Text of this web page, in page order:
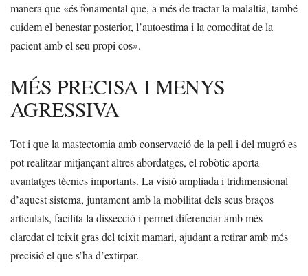
manera que «és fonamental que, a més de tractar la malaltia, també
cuidem el benestar posterior, l’autoestima i la comoditat de la
pacient amb el seu propi cos».
MÉS PRECISA I MENYS
AGRESSIVA
Tot i que la mastectomia amb conservació de la pell i del mugró es
pot realitzar mitjançant altres abordatges, el robòtic aporta
avantatges tècnics importants. La visió ampliada i tridimensional
d’aquest sistema, juntament amb la mobilitat dels seus braços
articulats, facilita la dissecció i permet diferenciar amb més
claredat el teixit gras del teixit mamari, ajudant a retirar amb més
precisió el que s’ha d’extirpar.